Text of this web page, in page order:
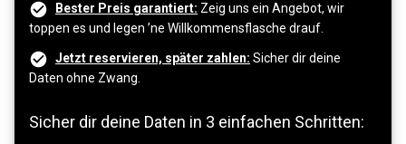
Bester Preis garantiert: Zeig uns ein Angebot, wir
toppen es und legen ’ne Willkommensflasche drauf.
Jetzt reservieren, später zahlen: Sicher dir deine
Daten ohne Zwang.
Sicher dir deine Daten in 3 einfachen Schritten: